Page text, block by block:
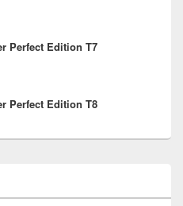
Perfect Edition T7
Perfect Edition T8